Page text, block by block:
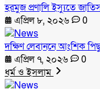
হরমুজ প্রণালি ইস্যুতে
এপ্রিল ৮, ২০২৬
0
দক্ষিণ লেবাননে আংশিক
এপ্রিল ৭, ২০২৬
0
ধর্ম ও ইসলাম